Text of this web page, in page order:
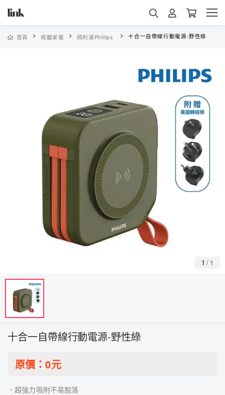
首頁 視聽家電 飛利浦Phillips 十合一自帶線行動電源-野性綠
1 / 1
十合一自帶線行動電源-野性綠
原價：0元
．超強力吸附不易脫落